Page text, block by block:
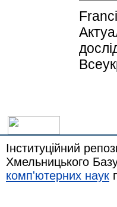
Інституційний
Хмельницького
комп'ютерних наук